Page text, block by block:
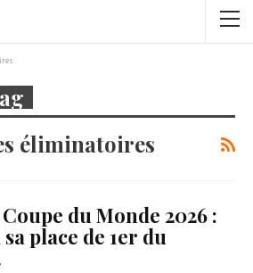
éliminatoires
du Monde 2026 :
place de 1er du